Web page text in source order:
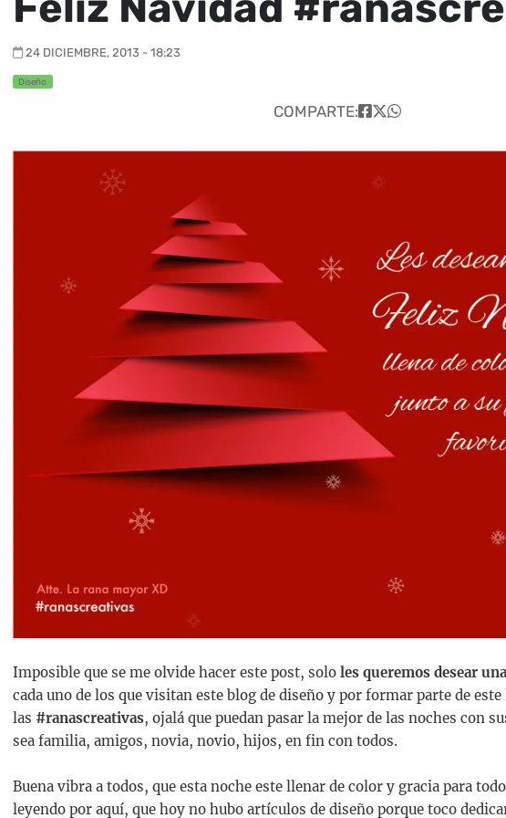
24 DICIEMBRE, 2013 - 18:23
Diseño
COMPARTE:
Imposible que se me olvide hacer este post, solo les queremos desear
cada uno de los que visitan este blog de diseño y por formar parte de
las #ranascreativas, ojalá que puedan pasar la mejor de las noches con
sea familia, amigos, novia, novio, hijos, en fin con todos.
Buena vibra a todos, que esta noche este llenar de color y gracia para
leyendo por aquí, que hoy no hubo artículos de diseño porque toco